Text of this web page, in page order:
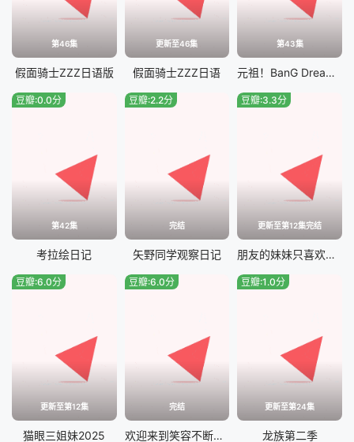
第46集
假面骑士ZZZ​日语版
更新至46集
假面骑士ZZZ日语
第43集
元祖！BanG Dream酱
第42集
豆瓣:0.0分
考拉绘日记
完结
豆瓣:2.2分
矢野同学观察日记
更新至第12集完结
豆瓣:3.3分
朋友的妹妹只喜欢烦我
更新至第12集
豆瓣:6.0分
猫眼三姐妹2025
完结
豆瓣:6.0分
欢迎来到笑容不断的职场。
更新至第24集
豆瓣:1.0分
龙族第二季